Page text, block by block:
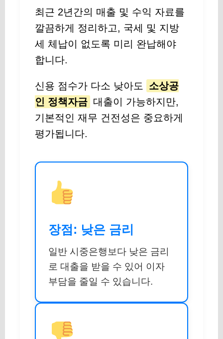
최근 2년간의 매출 및 수익 자료를
깔끔하게 정리하고, 국세 및 지방
세 체납이 없도록 미리 완납해야
합니다.
신용 점수가 다소 낮아도
소상공
인 정책자금 대출이 가능하지만,
기본적인 재무 건전성은 중요하게
평가됩니다.
장점: 낮은 금리
일반 시중은행보다 낮은 금리
로 대출을 받을 수 있어 이자
부담을 줄일 수 있습니다.